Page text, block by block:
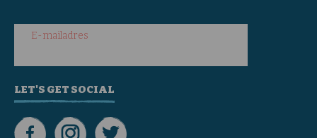
E-mailadres
LET'S GET SOCIAL